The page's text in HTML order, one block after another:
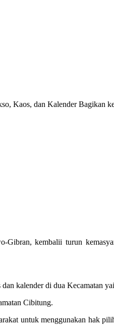
Kaos, dan Kalender Bagikan
kembalii turun
kalender di dua Kecamatan
Cibitung.
untuk menggunakan hak